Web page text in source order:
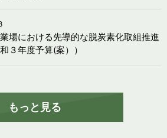
場における先導的な脱炭素化取組推進
３年度予算(案））
もっと見る